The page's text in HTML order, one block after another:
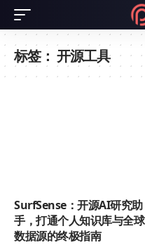
标签： 开源工具
SurfSense：开源AI研究助
手，打通个人知识库与全球
数据源的终极指南